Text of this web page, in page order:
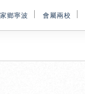
家鄉寧波 會屬兩校